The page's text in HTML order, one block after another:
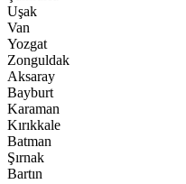
Uşak
Van
Yozgat
Zonguldak
Aksaray
Bayburt
Karaman
Kırıkkale
Batman
Şırnak
Bartın